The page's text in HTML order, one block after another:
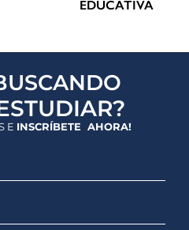
EDUCATIVA
E INSCRÍBETE AHORA!